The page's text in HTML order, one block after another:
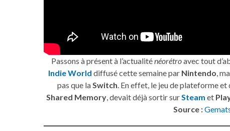
Passons à présent à l’actualiténéorétroavec tout
Indie World diffusé cette semaine par Nintendo ,
pas que la Switch . En effet, le jeu de plateforme
Shared Memory , devait déjà sortir sur Steam et
Source :